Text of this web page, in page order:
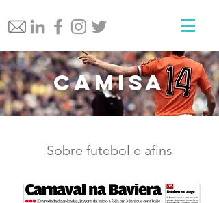
Camisa
Sobre futebol e afins